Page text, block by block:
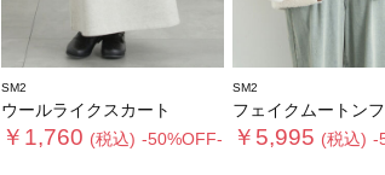
SM2
ウールライクスカート
￥1,760 (税込) -50%OFF-
SM2
フェイクムートンフライト
￥5,995 (税込) -